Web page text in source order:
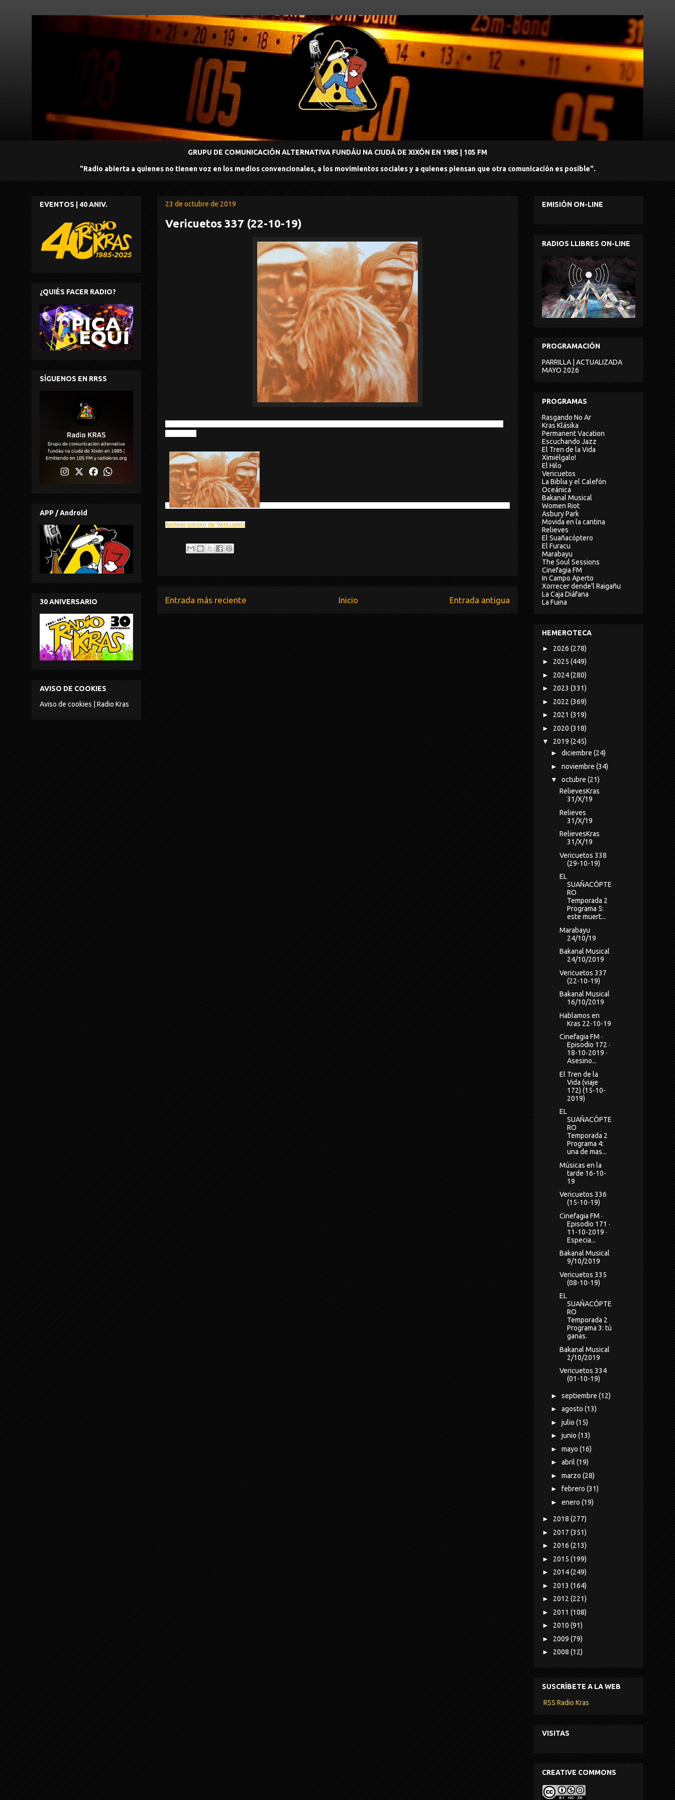
GRUPU DE COMUNICACIÓN ALTERNATIVA FUNDÁU NA CIUDÁ DE XIXÓN EN 1985 | 105 FM
"Radio abierta a quienes no tienen voz en los medios convencionales, a los movimientos sociales y a quienes piensan que otra comunicación es posible".
23 de octubre de 2019
Vericuetos 337 (22-10-19)
Archivo sonoro de Vericuetos
Entrada más reciente Entrada antigua
Inicio
EVENTOS | 40 ANIV.
¿QUIÉS FACER RADIO?
SÍGUENOS EN RRSS
APP / Android
30 ANIVERSARIO
AVISO DE COOKIES
Aviso de cookies | Radio Kras
EMISIÓN ON-LINE
RADIOS LLIBRES ON-LINE
PROGRAMACIÓN
PARRILLA | ACTUALIZADA
MAYO 2026
PROGRAMAS
Rasgando No Ar
Kras Klásika
Permanent Vacation
Escuchando Jazz
El Tren de la Vida
Ximiélgalo!
El Hilo
Vericuetos
La Biblia y el Calefón
Oceánica
Bakanal Musical
Women Riot
Asbury Park
Movida en la cantina
Relieves
El Suañacóptero
El Furacu
Marabayu
The Soul Sessions
Cinefagia FM
In Campo Aperto
Xorrecer dende'l Raigañu
La Caja Diáfana
La Fuina
HEMEROTECA
► 2026 (278)
► 2025 (449)
► 2024(280)
► 2023 (331)
► 2022 (369)
► 2021 (319)
► 2020 (318)
▼ 2019 (245)
► diciembre (24)
► noviembre (34)
▼ octubre (21)
RelievesKras
31/X/19
Relieves
31/X/19
RelievesKras
31/X/19
Vericuetos 338
(29-10-19)
EL
SUAÑACÓPTE
RO
Temporada 2
Programa 5:
este muert...
Marabayu
24/10/19
Bakanal Musical
24/10/2019
Vericuetos 337
(22-10-19)
Bakanal Musical
16/10/2019
Hablamos en
Kras 22-10-19
Cinefagia FM ·
Episodio 172 ·
18-10-2019 ·
Asesino...
El Tren de la
Vida (viaje
172) (15-10-
2019)
EL
SUAÑACÓPTE
RO
Temporada 2
Programa 4:
una de mas...
Músicas en la
tarde 16-10-
19
Vericuetos 336
(15-10-19)
Cinefagia FM ·
Episodio 171 ·
11-10-2019 ·
Especia...
Bakanal Musical
9/10/2019
Vericuetos 335
(08-10-19)
EL
SUAÑACÓPTE
RO
Temporada 2
Programa 3: tú
ganas.
Bakanal Musical
2/10/2019
Vericuetos 334
(01-10-19)
► septiembre (12)
► agosto (13)
► julio (15)
► junio (13)
► mayo (16)
► abril (19)
► marzo (28)
► febrero (31)
► enero (19)
► 2018 (277)
► 2017 (351)
► 2016 (213)
► 2015 (199)
► 2014(249)
► 2013 (164)
► 2012 (221)
► 2011 (108)
► 2010 (91)
► 2009 (79)
► 2008 (12)
SUSCRÍBETE A LA WEB
RSS Radio Kras
VISITAS
CREATIVE COMMONS